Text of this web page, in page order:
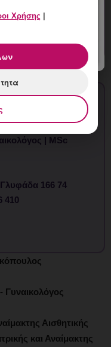
| MSc
166 74
410
Γυναικολόγος
Αισθητικής
και Αναίμακτης
Χρήσης |